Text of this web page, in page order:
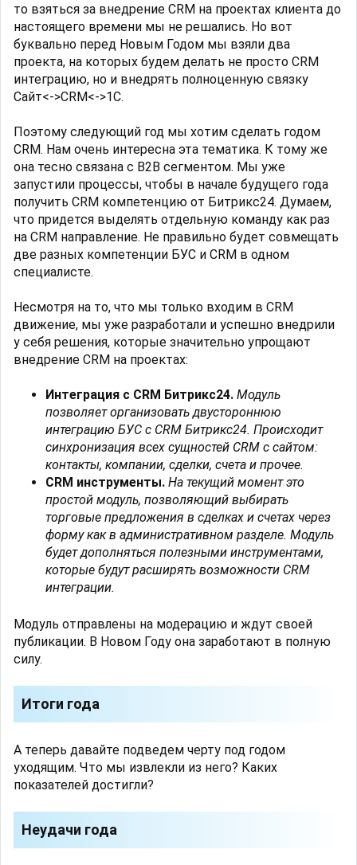
то взяться за внедрение CRM на проектах клиента до
настоящего времени мы не решались. Но вот
буквально перед Новым Годом мы взяли два
проекта, на которых будем делать не просто CRM
интеграцию, но и внедрять полноценную связку
Сайт<->CRM<->1C.
Поэтому следующий год мы хотим сделать годом
CRM. Нам очень интересна эта тематика. К тому же
она тесно связана с B2B сегментом. Мы уже
запустили процессы, чтобы в начале будущего года
получить CRM компетенцию от Битрикс24. Думаем,
что придется выделять отдельную команду как раз
на CRM направление. Не правильно будет совмещать
две разных компетенции БУС и CRM в одном
специалисте.
Несмотря на то, что мы только входим в CRM
движение, мы уже разработали и успешно внедрили
у себя решения, которые значительно упрощают
внедрение CRM на проектах:
Интеграция с CRM Битрикс24. Модуль
позволяет организовать двустороннюю
интеграцию БУС с CRM Битрикс24. Происходит
синхронизация всех сущностей CRM с сайтом:
контакты, компании, сделки, счета и прочее.
CRM инструменты. На текущий момент это
простой модуль, позволяющий выбирать
торговые предложения в сделках и счетах через
форму как в административном разделе. Модуль
будет дополняться полезными инструментами,
которые будут расширять возможности CRM
интеграции.
Модуль отправлены на модерацию и ждут своей
публикации. В Новом Году она заработают в полную
силу.
Итоги года
А теперь давайте подведем черту под годом
уходящим. Что мы извлекли из него? Каких
показателей достигли?
Неудачи года